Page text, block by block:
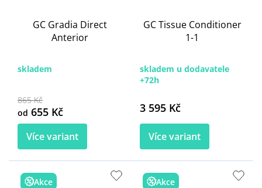
GC Gradia Direct
Anterior
skladem
865 Kč
od 655 Kč
Více variant
GC Tissue Conditioner
1-1
skladem u dodavatele
+72h
3 595 Kč
Více variant
Akce
Akce